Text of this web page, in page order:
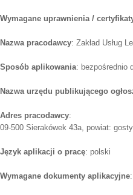
Wymagane uprawnienia /
Nazwa pracodawcy: Zakład Usług
Sposób aplikowania: bezpośrednio
Nazwa urzędu publikującego
Adres pracodawcy:
09-500 Sierakówek 43a, powiat:
Język aplikacji o pracę: polski
Wymagane dokumenty aplikacyjne